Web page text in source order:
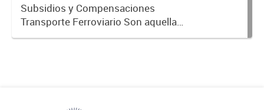
Pública y Transparencia
Subsidios y Compensaciones
Transporte Ferroviario Son aquellas
transferencias realizadas por la